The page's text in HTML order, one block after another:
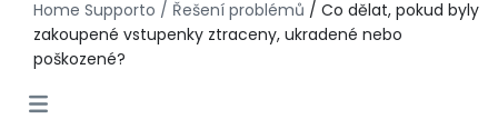
Home Supporto / Řešení problémů / Co dělat, pokud byly
zakoupené vstupenky ztraceny, ukradené nebo
poškozené?